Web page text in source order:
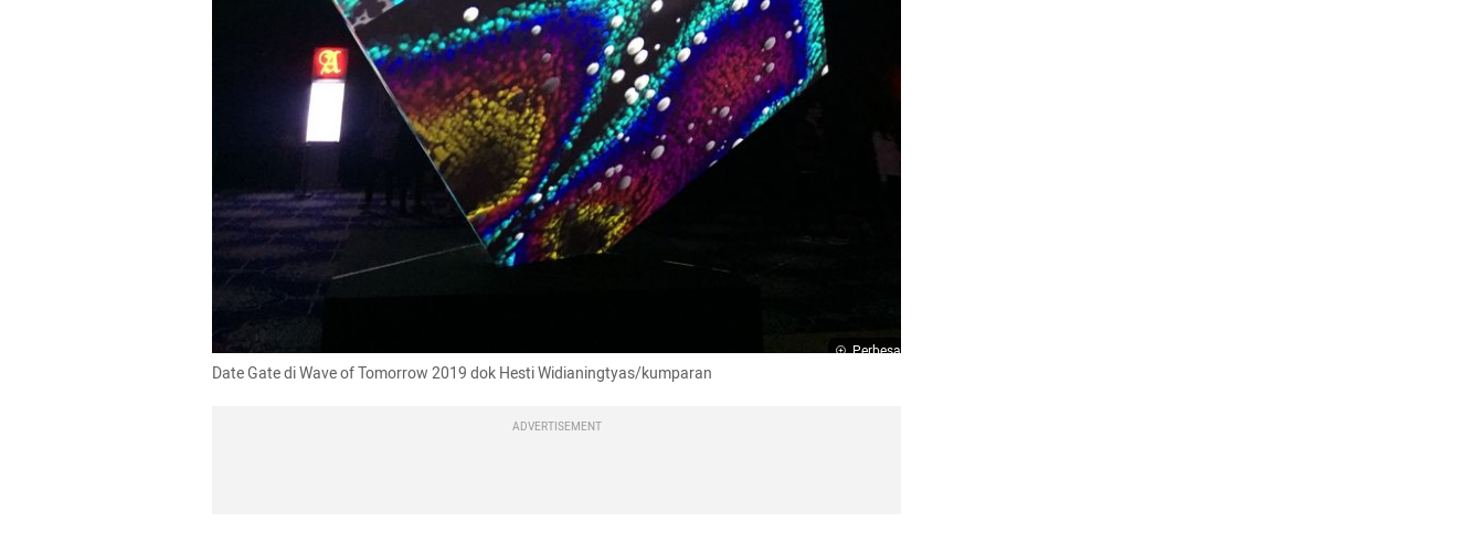
Perbesar
Date Gate di Wave of Tomorrow 2019 dok Hesti Widianingtyas/kumparan
ADVERTISEMENT